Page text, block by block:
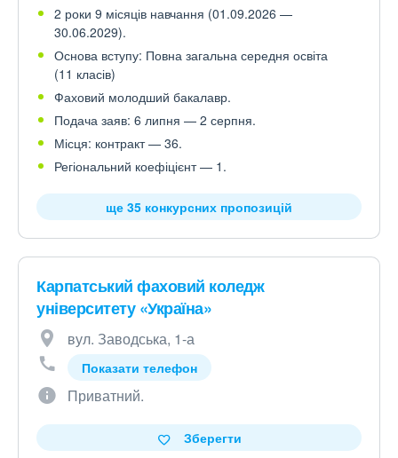
2 роки 9 місяців навчання (01.09.2026 —
30.06.2029).
Основа вступу: Повна загальна середня освіта
(11 класів)
Фаховий молодший бакалавр.
Подача заяв: 6 липня — 2 серпня.
Місця: контракт — 36.
Регіональний коефіцієнт — 1.
ще 35 конкурсних пропозицій
Карпатський фаховий коледж
університету «Україна»
вул. Заводська, 1-а
Показати телефон
Приватний.
Зберегти